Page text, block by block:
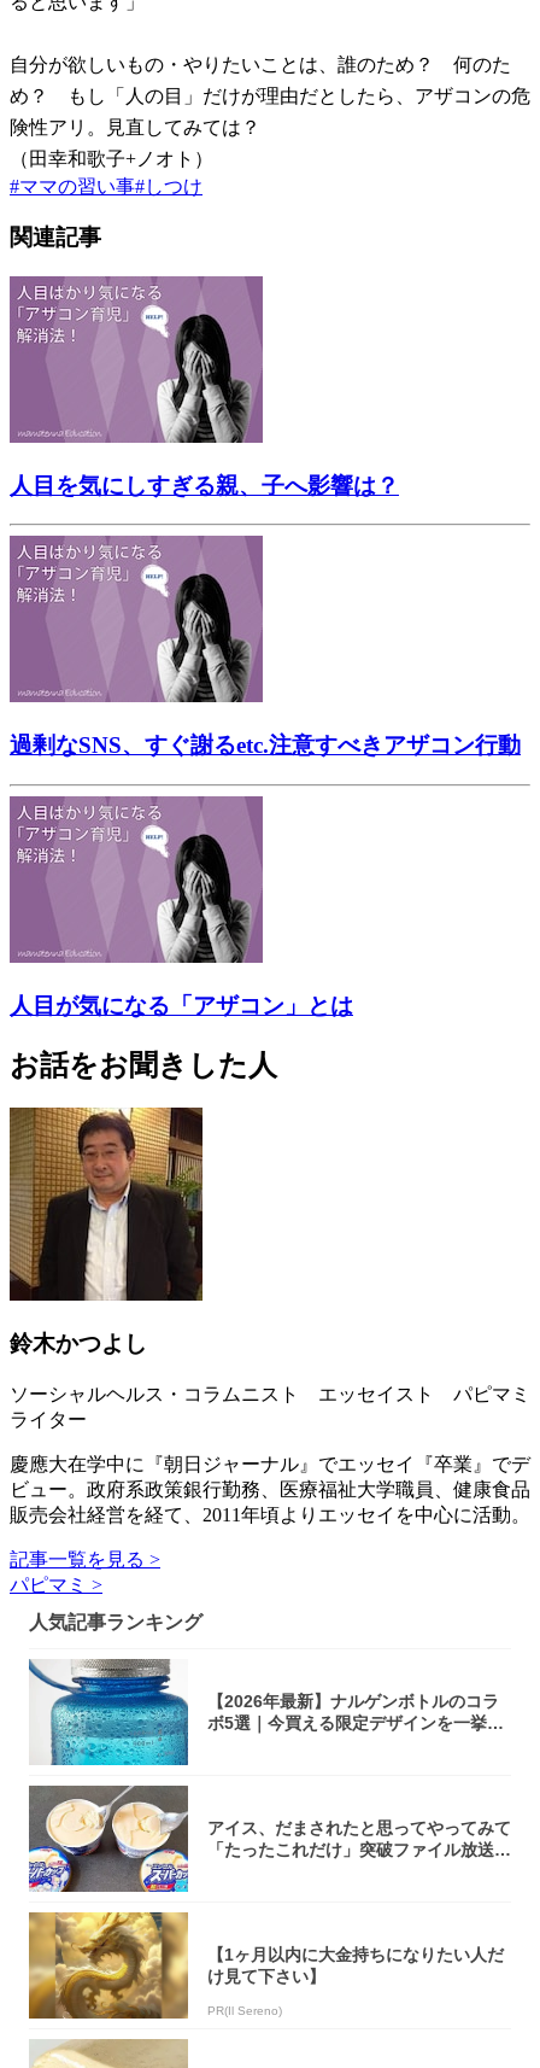
自分が欲しいもの・やりたいことは、誰のため？ 何のた
め？ もし「人の目」だけが理由だとしたら、アザコンの危
険性アリ。見直してみては？
（田幸和歌子+ノオト）
#ママの習い事#しつけ
関連記事
人目を気にしすぎる親、子へ影響は？
過剰なSNS、すぐ謝るetc.注意すべきアザコン行動
人目が気になる「アザコン」とは
お話をお聞きした人
鈴木かつよし
ソーシャルヘルス・コラムニスト エッセイスト パピマミ
ライター
慶應大在学中に『朝日ジャーナル』でエッセイ『卒業』でデ
ビュー。政府系政策銀行勤務、医療福祉大学職員、健康食品
販売会社経営を経て、2011年頃よりエッセイを中心に活動。
記事一覧を見る >
パピマミ >
人気記事ランキング
【2026年最新】ナルゲンボトルのコラ
ボ5選｜今買える限定デザインを一挙紹
アイス、だまされたと思ってやってみて
「たったこれだけ」突破ファイル放送で
【1ヶ月以内に大金持ちになりたい人だ
け見て下さい】
PR(Il Sereno)